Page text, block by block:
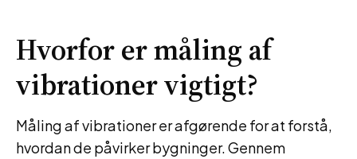
Hvorfor er måling af
vibrationer vigtigt?
Måling af vibrationer er afgørende for at forstå,
hvordan de påvirker bygninger. Gennem